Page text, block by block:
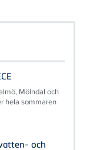
Mölndal och
hela sommaren
och